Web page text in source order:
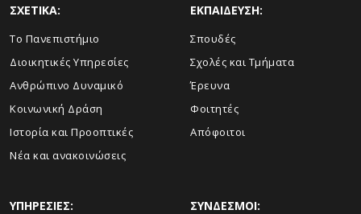
ΣΧΕΤΙΚΑ:
Το Πανεπιστήμιο
Διοικητικές Υπηρεσίες
Ανθρώπινο Δυναμικό
Κοινωνική Δράση
Ιστορία και Προοπτικές
Νέα και ανακοινώσεις
ΕΚΠΑΙΔΕΥΣΗ:
Σπουδές
Σχολές και Τμήματα
Έρευνα
Φοιτητές
Απόφοιτοι
ΥΠΗΡΕΣΙΕΣ: ΣΥΝΔΕΣΜΟΙ: